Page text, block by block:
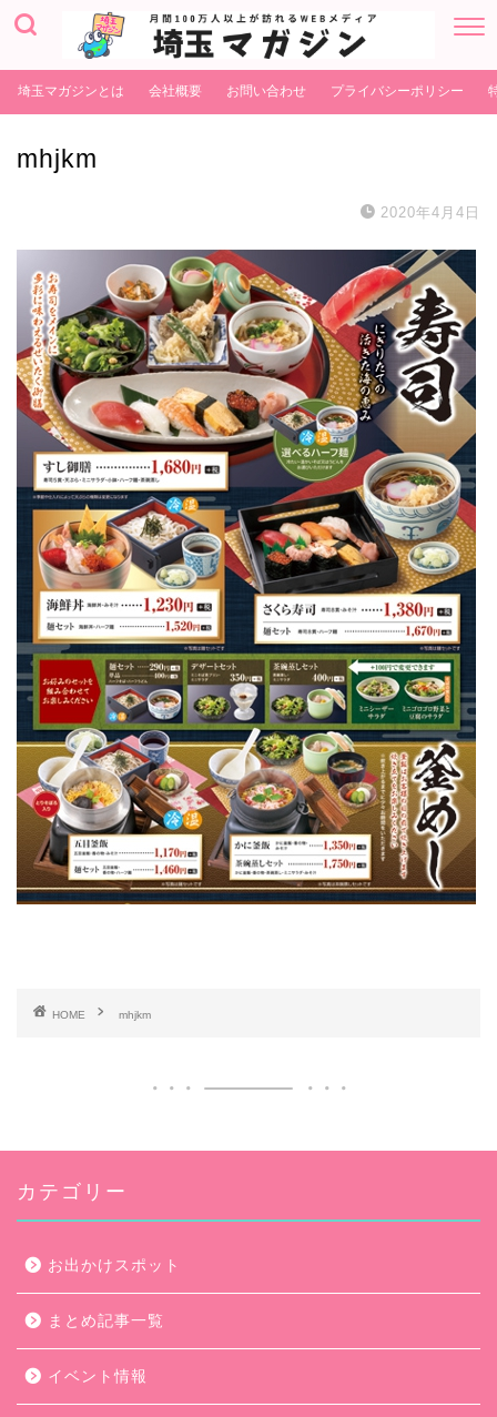
埼玉マガジンとは 会社概要 お問い合わせ プライバシーポリシー
mhjkm
2020年4月4日
HOME mhjkm
カテゴリー
お出かけスポット
まとめ記事一覧
イベント情報